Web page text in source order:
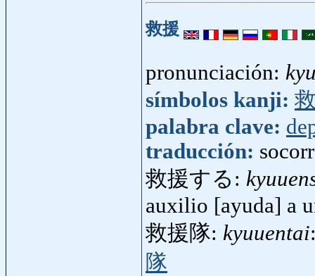
救援
pronunciación:
símbolos kanji:
palabra clave:
traducción:
救援する:
auxilio [ayuda] a
救援隊: kyuuentai
隊